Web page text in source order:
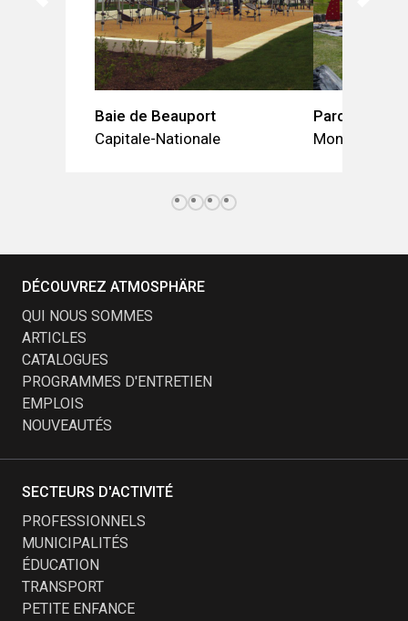
Baie de Beauport
Capitale-Nationale
Parc de la
Montérégie
DÉCOUVREZ ATMOSPHÄRE
QUI NOUS SOMMES
ARTICLES
CATALOGUES
PROGRAMMES D'ENTRETIEN
EMPLOIS
NOUVEAUTÉS
SECTEURS D'ACTIVITÉ
PROFESSIONNELS
MUNICIPALITÉS
ÉDUCATION
TRANSPORT
PETITE ENFANCE